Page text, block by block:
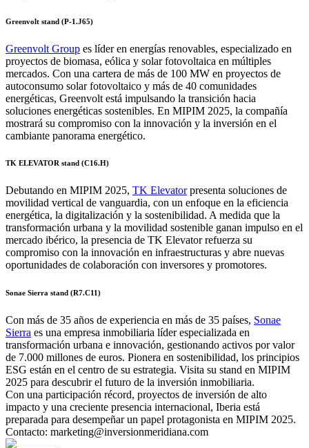
Greenvolt stand (P-1.J65)
Greenvolt Group es líder en energías renovables, especializado en
proyectos de biomasa, eólica y solar fotovoltaica en múltiples
mercados. Con una cartera de más de 100 MW en proyectos de
autoconsumo solar fotovoltaico y más de 40 comunidades
energéticas, Greenvolt está impulsando la transición hacia
soluciones energéticas sostenibles. En MIPIM 2025, la compañía
mostrará su compromiso con la innovación y la inversión en el
cambiante panorama energético.
TK ELEVATOR stand (C16.H)
Debutando en MIPIM 2025, TK Elevatorpresenta soluciones de
movilidad vertical de vanguardia, con un enfoque en la eficiencia
energética, la digitalización y la sostenibilidad. A medida que la
transformación urbana y la movilidad sostenible ganan impulso en el
mercado ibérico, la presencia de TK Elevator refuerza su
compromiso con la innovación en infraestructuras y abre nuevas
oportunidades de colaboración con inversores y promotores.
Sonae Sierra stand (R7.C11)
Con más de 35 años de experiencia en más de 35 países, Sonae
Sierra es una empresa inmobiliaria líder especializada en
transformación urbana e innovación, gestionando activos por valor
de 7.000 millones de euros. Pionera en sostenibilidad, los principios
ESG están en el centro de su estrategia. Visita su stand en MIPIM
2025 para descubrir el futuro de la inversión inmobiliaria.
Con una participación récord, proyectos de inversión de alto
impacto y una creciente presencia internacional, Iberia está
preparada para desempeñar un papel protagonista en MIPIM 2025.
Contacto: marketing@inversionmeridiana.com